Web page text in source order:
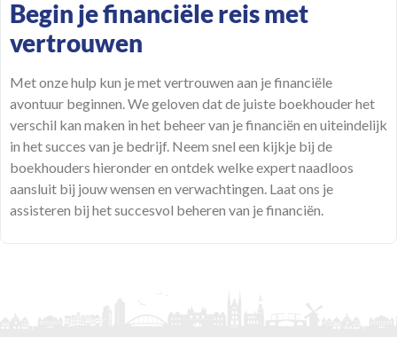
Begin je financiële reis met
vertrouwen
Met onze hulp kun je met vertrouwen aan je financiële
avontuur beginnen. We geloven dat de juiste boekhouder het
verschil kan maken in het beheer van je financiën en uiteindelijk
in het succes van je bedrijf. Neem snel een kijkje bij de
boekhouders hieronder en ontdek welke expert naadloos
aansluit bij jouw wensen en verwachtingen. Laat ons je
assisteren bij het succesvol beheren van je financiën.